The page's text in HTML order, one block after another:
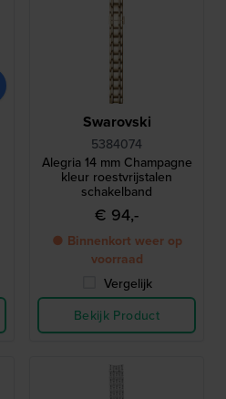
Swarovski
5384074
Alegria 14 mm Champagne
kleur roestvrijstalen
schakelband
€ 94,-
● Binnenkort weer op
voorraad
Vergelijk
Bekijk Product